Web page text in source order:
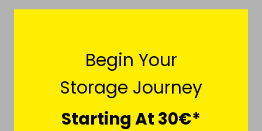
Begin Your
Storage Journey
Starting At 30€*